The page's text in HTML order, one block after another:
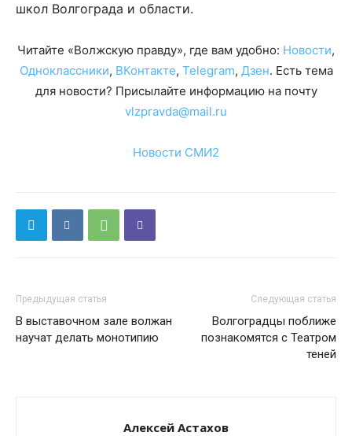
школ Волгограда и области.
Читайте «Волжскую правду», где вам удобно: Новости,
Одноклассники, ВКонтакте, Telegram, Дзен. Есть тема
для новости? Присылайте информацию на почту
vlzpravda@mail.ru
Новости СМИ2
Предыдущая статья
В выставочном зале волжан
научат делать монотипию
Следующая статья
Волгоградцы поближе
познакомятся с Театром
теней
Алексей Астахов